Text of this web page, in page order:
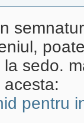
sedo.
pentru